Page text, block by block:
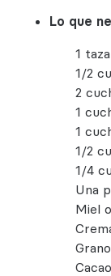
Lo que
1
1/2
2
1
1
1/2
1/4
Una
Miel